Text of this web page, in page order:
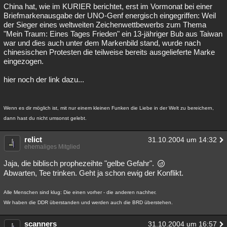
China hat, wie im KURIER berichtet, erst im Vormonat bei einer
Briefmarkenausgabe der UNO-Genf energisch eingegriffen: Weil
der Sieger eines weltweiten Zeichenwettbewerbs zum Thema
"Mein Traum: Eines Tages Frieden" ein 13-jähriger Bub aus Taiwan
war und dies auch unter dem Markenbild stand, wurde nach
chinesischen Protesten die teilweise bereits ausgelieferte Marke
eingezogen.
hier noch der link dazu...
Wenn es dir möglich ist, mit nur einem kleinen Funken die Liebe in der Welt zu bereichern,
dann hast du nicht umsonst gelebt.
relict 31.10.2004 um 14:32
ehemaliges Mitglied
Jaja, die biblisch prophezeihte "gelbe Gefahr".
Abwarten, Tee trinken. Geht ja schon ewig der Konflikt.
Alle Menschen sind klug: Die einen vorher - die anderen nachher.
Wir haben die DDR überstanden und werden auch die BRD überstehen.
scanners 31.10.2004 um 16:57